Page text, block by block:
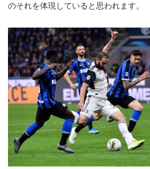
のそれを体現していると思われます。